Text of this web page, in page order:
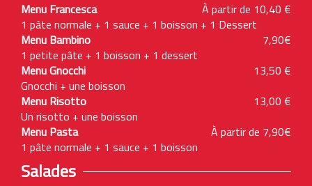
Menu Francesca
À partir de 10,40 €
1 pâte normale + 1 sauce + 1 boisson + 1 Dessert
Menu Bambino
7,90€
1 petite pâte + 1 boisson + 1 dessert
Menu Gnocchi
13,50 €
Gnocchi + une boisson
Menu Risotto
13,00 €
Un risotto + une boisson
Menu Pasta
À partir de 7,90€
1 pâte normale + 1 sauce + 1 boisson
Salades